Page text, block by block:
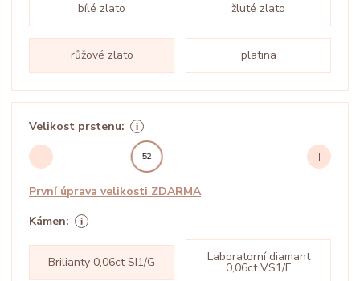
bílé zlato žluté zlato
růžové zlato platina
Velikost prstenu:
52
První úprava velikosti ZDARMA
Kámen:
Brilianty 0,06ct SI1/G Laboratorní diamant
0,06ct VS1/F